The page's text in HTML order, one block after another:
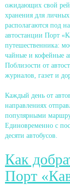
ожидающих свой
хранения для
располагаются под
автостанции Порт
путешественника:
чайные и кофейные
Поблизости от
журналов, газет и
Каждый день от
направлениях
популярными
Единовременно с
десяти автобусов.
Как
Порт